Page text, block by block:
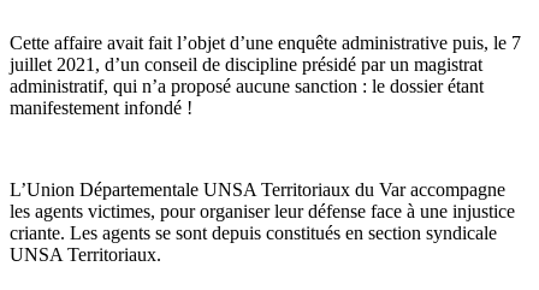
Cette affaire avait fait l’objet d’une enquête admi­nis­tra­tive puis, le 7
juillet 2021, d’un conseil de dis­ci­pline pré­sidé par un magis­trat
admi­nis­tra­tif, qui n’a pro­posé aucune sanc­tion : le dos­sier étant
mani­fes­te­ment infondé !
L’Union Départementale UNSA Territoriaux du Var accom­pa­gne
les agents vic­ti­mes, pour orga­ni­ser leur défense face à une injus­tice
criante. Les agents se sont depuis cons­ti­tués en sec­tion syn­di­cale
UNSA Territoriaux.